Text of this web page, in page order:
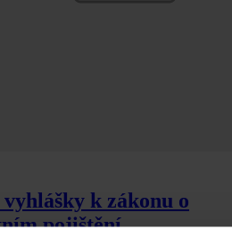
k zákonu o
pojištění